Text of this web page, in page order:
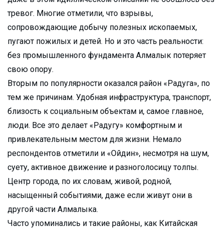
тревог. Многие отметили, что взрывы,
сопровождающие добычу полезных ископаемых,
пугают пожилых и детей. Но и это часть реальности:
без промышленного фундамента Алмалык потеряет
свою опору.
Вторым по популярности оказался район «Радуга», по
тем же причинам. Удобная инфраструктура, транспорт,
близость к социальным объектам и, самое главное,
люди. Все это делает «Радугу» комфортным и
привлекательным местом для жизни. Немало
респондентов отметили и «Ойдин», несмотря на шум,
суету, активное движение и разноголосицу толпы.
Центр города, по их словам, живой, родной,
насыщенный событиями, даже если живут они в
другой части Алмалыка.
Часто упоминались и такие районы, как Китайская